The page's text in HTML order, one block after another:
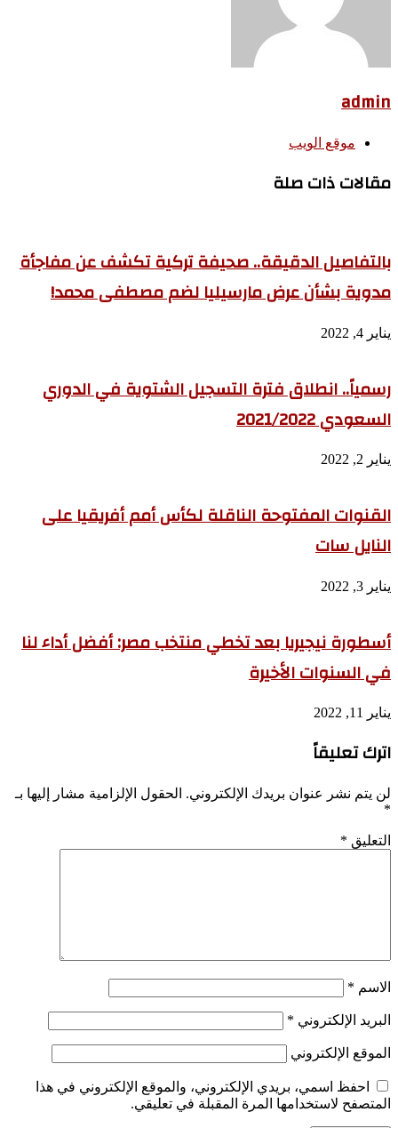
admin
موقع الويب
مقالات ذات صلة
بالتفاصيل الدقيقة.. صحيفة تركية تكشف عن مفاجأة
مدوية بشأن عرض مارسيليا لضم مصطفى محمد!
يناير 4, 2022
رسمياً.. انطلاق فترة التسجيل الشتوية في الدوري
السعودي 2021/2022
يناير 2, 2022
القنوات المفتوحة الناقلة لكأس أمم أفريقيا على
النايل سات
يناير 3, 2022
أسطورة نيجيريا بعد تخطي منتخب مصر: أفضل أداء لنا
في السنوات الأخيرة
يناير 11, 2022
اترك تعليقاً
لن يتم نشر عنوان بريدك الإلكتروني. الحقول الإلزامية مشار إليها بـ
*
التعليق *
الاسم *
البريد الإلكتروني *
الموقع الإلكتروني
احفظ اسمي، بريدي الإلكتروني، والموقع الإلكتروني في هذا
المتصفح لاستخدامها المرة المقبلة في تعليقي.